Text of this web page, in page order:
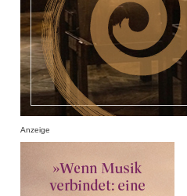
Anzeige